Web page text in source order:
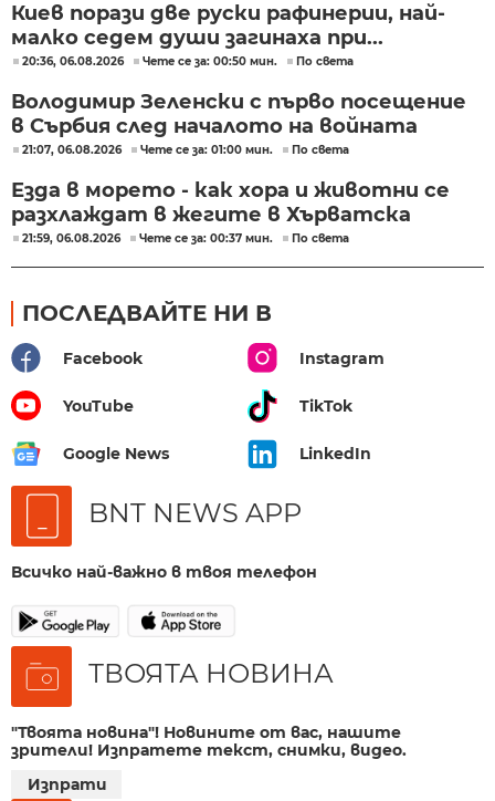
Киев порази две руски рафинерии, най-
малко седем души загинаха при...
20:36, 06.08.2026 Чете се за: 00:50 мин. По света
Володимир Зеленски с първо посещение
в Сърбия след началото на войната
21:07, 06.08.2026 Чете се за: 01:00 мин. По света
Езда в морето - как хора и животни се
разхлаждат в жегите в Хърватска
21:59, 06.08.2026 Чете се за: 00:37 мин. По света
ПОСЛЕДВАЙТЕ НИ В
Facebook Instagram
YouTube TikTok
Google News LinkedIn
BNT NEWS APP
Всичко най-важно в твоя телефон
ТВОЯТА НОВИНА
"Твоята новина"! Новините от вас, нашите
зрители! Изпратете текст, снимки, видео.
Изпрати